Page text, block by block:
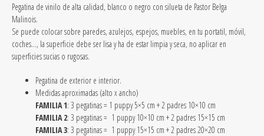
Pegatina de vinilo de alta calidad, blanco o negro con silueta de Pastor Belga
Malinois.
Se puede colocar sobre paredes, azulejos, espejos, muebles, en tu portatil, móvil,
coches…, la superficie debe ser lisa y ha de estar limpia y seca, no aplicar en
superficies sucias o rugosas.
Pegatina de exterior e interior.
Medidas aproximadas (alto x ancho)
FAMILIA 1: 3 pegatinas = 1 puppy 5×5 cm + 2 padres 10×10 cm
FAMILIA 2: 3 pegatinas = 1 puppy10×10 cm + 2 padres 15×15 cm
FAMILIA 3: 3 pegatinas = 1 puppy15×15 cm + 2 padres 20×20 cm